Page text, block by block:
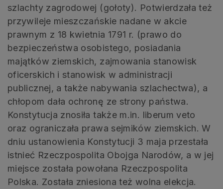
szlachty zagrodowej (gołoty). Potwierdzała też
przywileje mieszczańskie nadane w akcie
prawnym z 18 kwietnia 1791 r. (prawo do
bezpieczeństwa osobistego, posiadania
majątków ziemskich, zajmowania stanowisk
oficerskich i stanowisk w administracji
publicznej, a także nabywania szlachectwa), a
chłopom dała ochronę ze strony państwa.
Konstytucja znosiła także m.in. liberum veto
oraz ograniczała prawa sejmików ziemskich. W
dniu ustanowienia Konstytucji 3 maja przestała
istnieć Rzeczpospolita Obojga Narodów, a w jej
miejsce została powołana Rzeczpospolita
Polska. Została zniesiona też wolna elekcja.